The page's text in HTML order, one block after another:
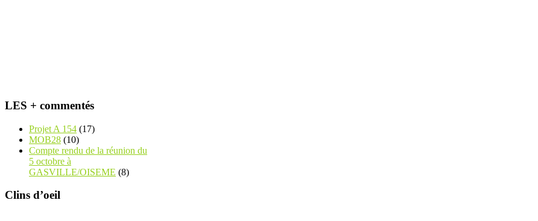
LES + commentés
Projet A 154 (17)
MOB28 (10)
Compte rendu de la réunion du
5 octobre à
GASVILLE/OISEME (8)
Clins d’oeil